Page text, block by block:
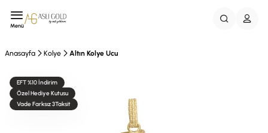
Menü
Anasayfa Kolye Altın Kolye Ucu
EFT %10 İndirim
Özel Hediye Kutusu
Vade Farksız 3Taksit